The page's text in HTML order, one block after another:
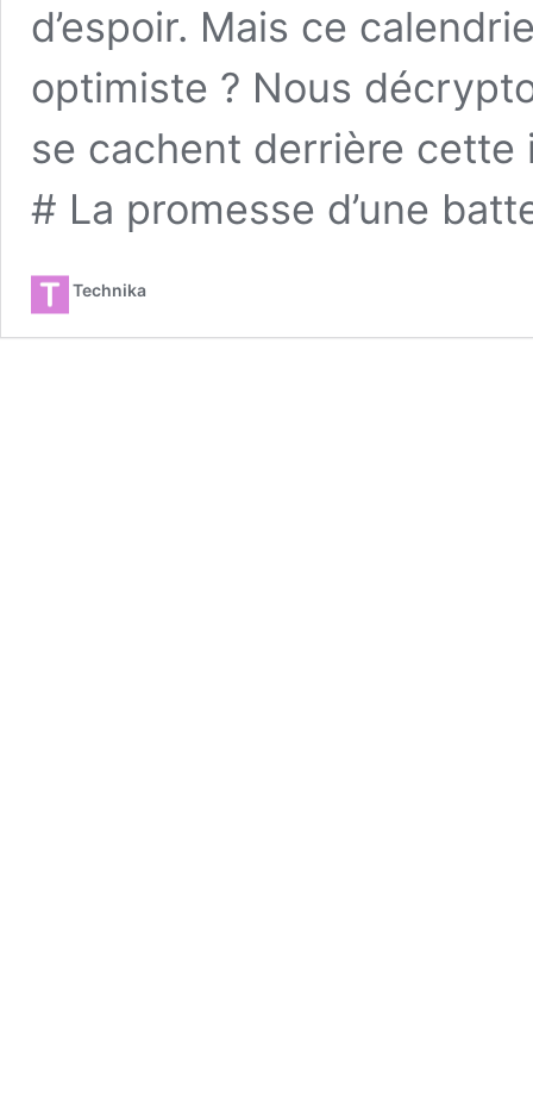
d’espoir. Mais ce
optimiste ? Nous
se cachent derrière cette
# La promesse d’une
Technika